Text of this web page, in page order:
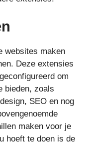
websites maken
Deze extensies
om
bieden, zoals
SEO en nog
maken voor je
hoeft te doen is de